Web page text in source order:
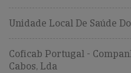
Unidade Local De Saúde
Coficab Portugal -
Cabos, Lda